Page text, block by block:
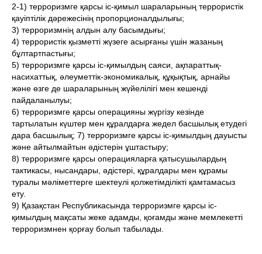
2-1) терроризмге қарсы іс-қимыл шараларының террористік
қауіптілік дәрежесінің пропорционалдылығы;
3) терроризмнің алдын алу басымдығы;
4) террористік қызметті жүзеге асырғаны үшін жазаның
бұлтартпастығы;
5) терроризмге қарсы іс-қимылдың саяси, ақпараттық-
насихаттық, әлеуметтік-экономикалық, құқықтық, арнайы
және өзге де шараларының жүйелілігі мен кешенді
пайдаланылуы;
6) терроризмге қарсы операцияны жүргізу кезінде
тартылатын күштер мен құралдарға жедел басшылық етудегі
дара басшылық; 7) терроризмге қарсы іс-қимылдың дауысты
және айтылмайтын әдістерін ұштастыру;
8) терроризмге қарсы операцияларға қатысушылардың
тактикасы, нысандары, әдістері, құралдары мен құрамы
туралы мәліметтерге шектеулі қолжетімділікті қамтамасыз
ету.
9) Қазақстан Республикасында терроризмге қарсы іс-
қимылдың мақсаты жеке адамды, қоғамды және мемлекетті
терроризмнен қорғау болып табылады.